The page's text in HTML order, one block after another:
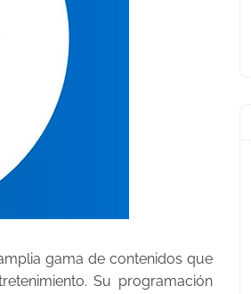
gama de contenidos que
Su programación